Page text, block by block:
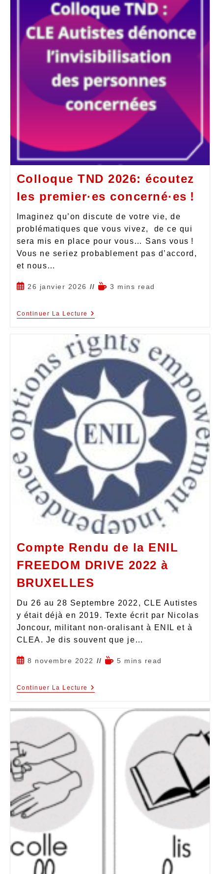
Colloque TND 2026: écoutez
les premier·es concerné·es !
Imaginez qu’on discute de votre vie, de
problématiques que vous vivez, de ce qui
sera mis en place pour vous… Sans vous !
Vous ne seriez probablement pas d’accord,
et nous…
26 janvier 2026 3 mins read
Continuer La Lecture
Compte Rendu de la ENIL
FREEDOM DRIVE 2022 à
BRUXELLES
Du 26 au 28 Septembre 2022, CLE Autistes
y était déjà en 2019. Texte écrit par Nicolas
Joncour, militant non-oralisant à ENIL et à
CLEA. Je dis souvent que je…
8 novembre 2022 5 mins read
Continuer La Lecture